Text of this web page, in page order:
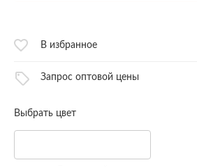
В избранное
Запрос оптовой цены
Выбрать цвет